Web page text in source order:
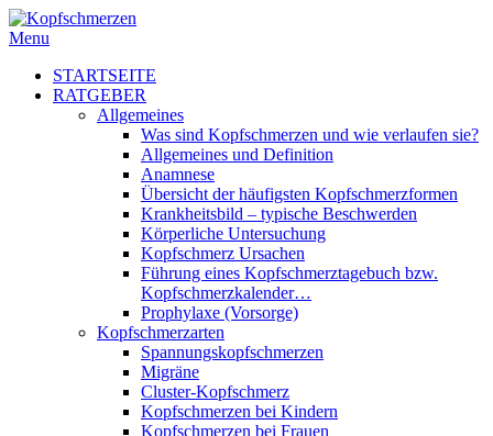
Menu
STARTSEITE
RATGEBER
Allgemeines
Was sind Kopfschmerzen und wie verlaufen sie?
Allgemeines und Definition
Anamnese
Übersicht der häufigsten Kopfschmerzformen
Krankheitsbild – typische Beschwerden
Körperliche Untersuchung
Kopfschmerz Ursachen
Führung eines Kopfschmerztagebuch bzw.
Kopfschmerzkalender…
Prophylaxe (Vorsorge)
Kopfschmerzarten
Spannungskopfschmerzen
Migräne
Cluster-Kopfschmerz
Kopfschmerzen bei Kindern
Kopfschmerzen bei Frauen